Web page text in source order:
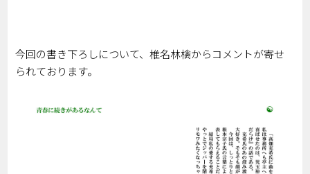
今回の書き下ろしについて、椎名林檎からコメントが寄せ
られております。